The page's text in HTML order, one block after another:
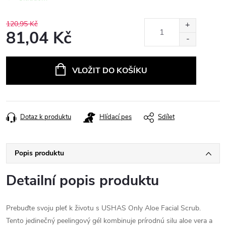
120,95 Kč
81,04 Kč
VLOŽIT DO KOŠÍKU
Dotaz k produktu Hlídací pes Sdílet
Popis produktu
Detailní popis produktu
Prebuďte svoju pleť k životu s USHAS Only Aloe Facial Scrub.
Tento jedinečný peelingový gél kombinuje prírodnú silu aloe vera a